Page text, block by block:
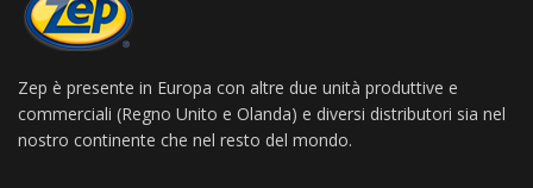
Zep è presente in Europa con altre due unità produttive e
commerciali (Regno Unito e Olanda) e diversi distributori sia nel
nostro continente che nel resto del mondo.